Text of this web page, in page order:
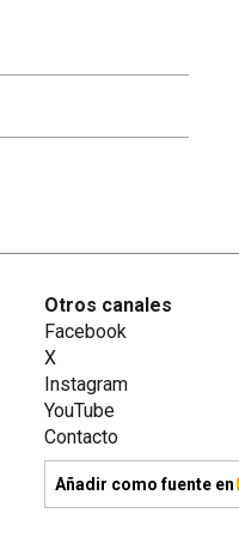
Otros canales
Facebook
X
Instagram
YouTube
Contacto
Añadir como fuente en